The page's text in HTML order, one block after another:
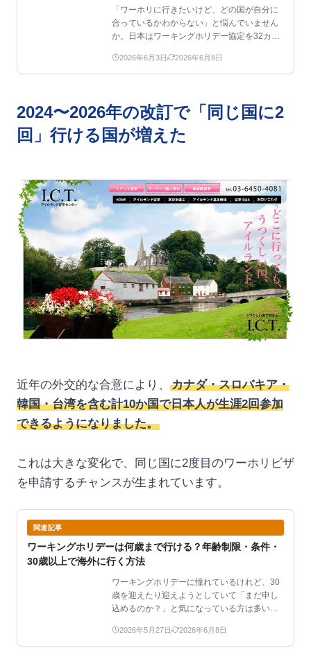
「ワーホリに行きたいけど、どの国が自分に
合っているかわからない」と悩んでいません
か。日本はワーキングホリデー協定を32カ
2026年6月3日 2026年6月8日
2024〜2026年の改訂で「同じ国に2
回」行ける国が増えた
近年の外交的な合意により、
カナダ・スロバキア・
韓国・台湾を含む計10か国で日本人が生涯2回参加
できるようになりました。
これは大きな変化で、同じ国に2度目のワーホリビザ
を申請するチャンスが生まれています。
関連記事
ワーキングホリデーは何歳まで行ける？年齢制限・条件・
30歳以上で海外に行く方法
ワーキングホリデーに憧れているけれど、30
歳を迎えたり迎えようとしていて「まだ申し
込めるのか？」と気になっている方は多いは
2026年5月27日 2026年6月8日